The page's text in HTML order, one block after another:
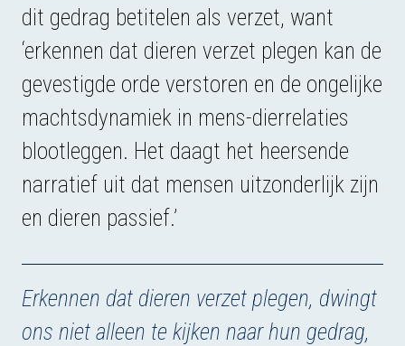
dit gedrag betitelen als verzet, want
‘erkennen dat dieren verzet plegen kan de
gevestigde orde verstoren en de ongelijke
machtsdynamiek in mens-dierrelaties
blootleggen. Het daagt het heersende
narratief uit dat mensen uitzonderlijk zijn
en dieren passief.’
Erkennen dat dieren verzet plegen, dwingt
ons niet alleen te kijken naar hun gedrag,